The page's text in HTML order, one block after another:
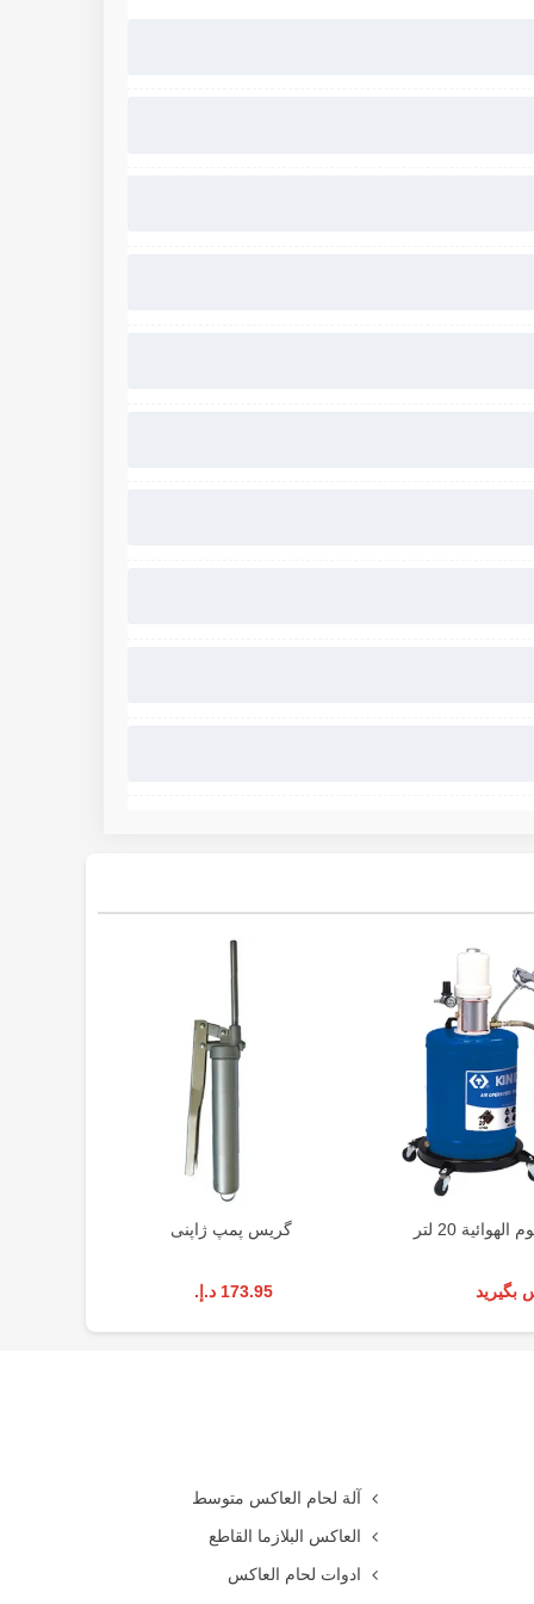
20 لتر
بگیرید
گریس پمپ ژاپنی
173.95 د.إ.‏
آلة لحام العاكس متوسط
العاكس البلازما القاطع
ادوات لحام العاكس